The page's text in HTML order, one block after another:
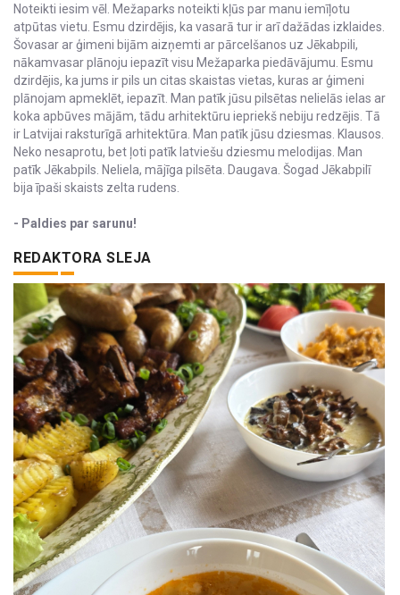
Noteikti iesim vēl. Mežaparks noteikti kļūs par manu iemīļotu
atpūtas vietu. Esmu dzirdējis, ka vasarā tur ir arī dažādas izklaides.
Šovasar ar ģimeni bijām aizņemti ar pārcelšanos uz Jēkabpili,
nākamvasar plānoju iepazīt visu Mežaparka piedāvājumu. Esmu
dzirdējis, ka jums ir pils un citas skaistas vietas, kuras ar ģimeni
plānojam apmeklēt, iepazīt. Man patīk jūsu pilsētas nelielās ielas ar
koka apbūves mājām, tādu arhitektūru iepriekš nebiju redzējis. Tā
ir Latvijai raksturīgā arhitektūra. Man patīk jūsu dziesmas. Klausos.
Neko nesaprotu, bet ļoti patīk latviešu dziesmu melodijas. Man
patīk Jēkabpils. Neliela, mājīga pilsēta. Daugava. Šogad Jēkabpilī
bija īpaši skaists zelta rudens.
- Paldies par sarunu!
REDAKTORA SLEJA